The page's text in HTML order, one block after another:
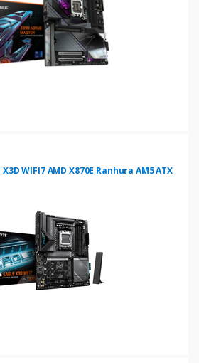
X3D WIFI7 AMD X870E Ranhura AM5 ATX